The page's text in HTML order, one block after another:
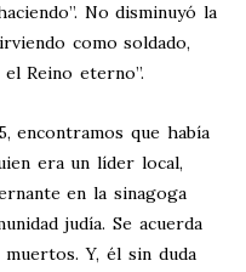
No disminuyó la
como soldado,
Reino eterno”.
encontramos que había
era un líder local,
en la sinagoga
judía. Se acuerda
Y, él sin duda